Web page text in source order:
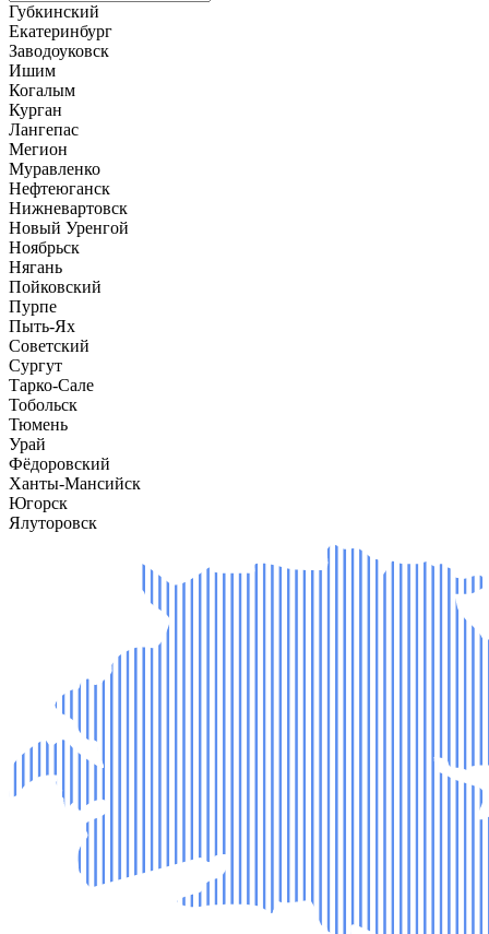
Губкинский
Екатеринбург
Заводоуковск
Ишим
Когалым
Курган
Лангепас
Мегион
Муравленко
Нефтеюганск
Нижневартовск
Новый Уренгой
Ноябрьск
Нягань
Пойковский
Пурпе
Пыть-Ях
Советский
Сургут
Тарко-Сале
Тобольск
Тюмень
Урай
Фёдоровский
Ханты-Мансийск
Югорск
Ялуторовск